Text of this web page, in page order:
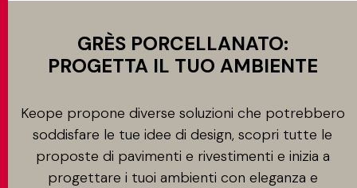
GRÈS PORCELLANATO:
PROGETTA IL TUO AMBIENTE
Keope propone diverse soluzioni che potrebbero
soddisfare le tue idee di design, scopri tutte le
proposte di pavimenti e rivestimenti e inizia a
progettare i tuoi ambienti con eleganza e